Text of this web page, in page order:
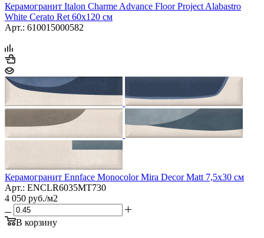
Керамогранит Italon Charme Advance Floor Project Alabastro
White Cerato Ret 60x120 см
Арт.: 610015000582
Керамогранит Ennface Monocolor Mira Decor Matt 7,5x30 см
Арт.: ENCLR6035MT730
4 050 руб./м2
В корзину